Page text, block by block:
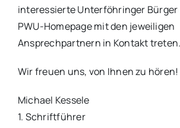
interessierte Unterföhringer Bürger
PWU-Homepage mit den jeweiligen
Ansprechpartnern in Kontakt treten.
Wir freuen uns, von Ihnen zu hören!
Michael Kessele
1. Schriftführer